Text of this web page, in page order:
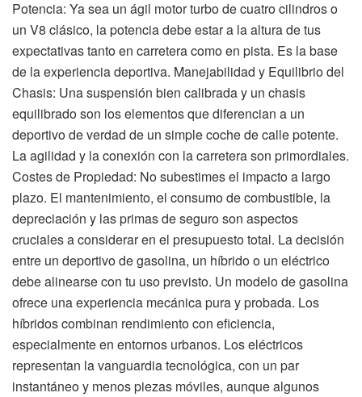
Potencia: Ya sea un ágil motor turbo de cuatro cilindros o
un V8 clásico, la potencia debe estar a la altura de tus
expectativas tanto en carretera como en pista. Es la base
de la experiencia deportiva. Manejabilidad y Equilibrio del
Chasis: Una suspensión bien calibrada y un chasis
equilibrado son los elementos que diferencian a un
deportivo de verdad de un simple coche de calle potente.
La agilidad y la conexión con la carretera son primordiales.
Costes de Propiedad: No subestimes el impacto a largo
plazo. El mantenimiento, el consumo de combustible, la
depreciación y las primas de seguro son aspectos
cruciales a considerar en el presupuesto total. La decisión
entre un deportivo de gasolina, un híbrido o un eléctrico
debe alinearse con tu uso previsto. Un modelo de gasolina
ofrece una experiencia mecánica pura y probada. Los
híbridos combinan rendimiento con eficiencia,
especialmente en entornos urbanos. Los eléctricos
representan la vanguardia tecnológica, con un par
instantáneo y menos piezas móviles, aunque algunos